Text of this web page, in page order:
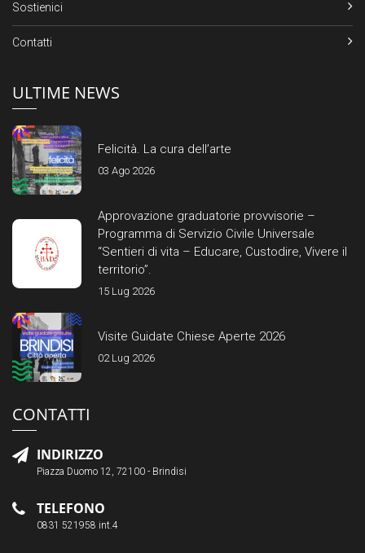
Sostienici
Contatti
ULTIME NEWS
Felicità. La cura dell’arte
03 Ago 2026
Approvazione graduatorie provvisorie –
Programma di Servizio Civile Universale
“Sentieri di vita – Educare, Custodire, Vivere il
territorio”.
15 Lug 2026
Visite Guidate Chiese Aperte 2026
02 Lug 2026
CONTATTI
INDIRIZZO
Piazza Duomo 12, 72100 - Brindisi
TELEFONO
0831 521958 int.4